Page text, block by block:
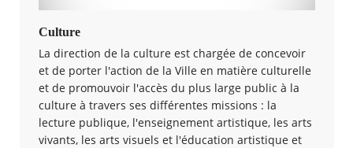
Culture
La direction de la culture est chargée de concevoir
et de porter l'action de la Ville en matière culturelle
et de promouvoir l'accès du plus large public à la
culture à travers ses différentes missions : la
lecture publique, l'enseignement artistique, les arts
vivants, les arts visuels et l'éducation artistique et